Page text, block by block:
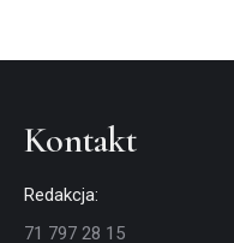
Kontakt
Redakcja:
71 797 28 15